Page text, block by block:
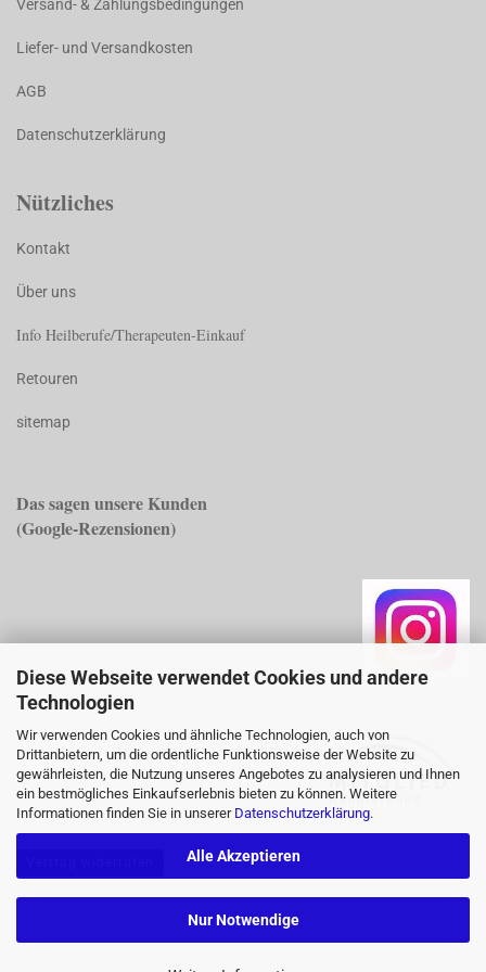
Diese Webseite verwendet Cookies und andere
Technologien
Wir verwenden Cookies und ähnliche Technologien, auch von
Drittanbietern, um die ordentliche Funktionsweise der Website zu
gewährleisten, die Nutzung unseres Angebotes zu analysieren und Ihnen
ein bestmögliches Einkaufserlebnis bieten zu können. Weitere
Informationen finden Sie in unserer Datenschutzerklärung.
Alle Akzeptieren
Nur Notwendige
Versand- & Zahlungsbedingungen
Liefer- und Versandkosten
AGB
Datenschutzerklärung
Nützliches
Kontakt
Über uns
Info Heilberufe/Therapeuten-Einkauf
Retouren
sitemap
Das sagen unsere Kunden
(Google-Rezensionen)